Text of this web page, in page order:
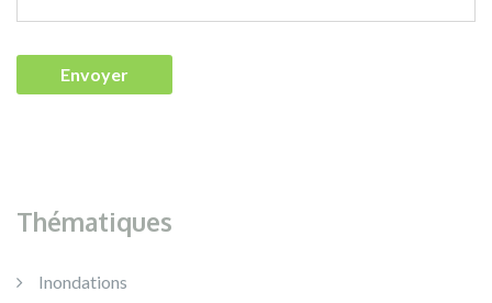
Thématiques
Inondations